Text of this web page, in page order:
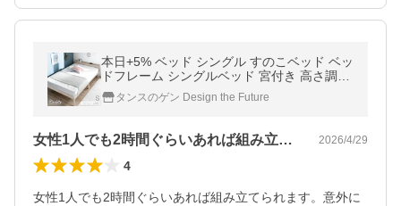
本日+5% ベッド シングル すのこベッド ベッ
ドフレーム シングルベッド 宮付き 高さ調節
コンセント付 木製 ベット ベットフレーム す
のこ おしゃれ
タンスのゲン Design the Future
女性1人でも2時間ぐらいあれば組み立て… 2026/4/29
4
女性1人でも2時間ぐらいあれば組み立てられます。意外に